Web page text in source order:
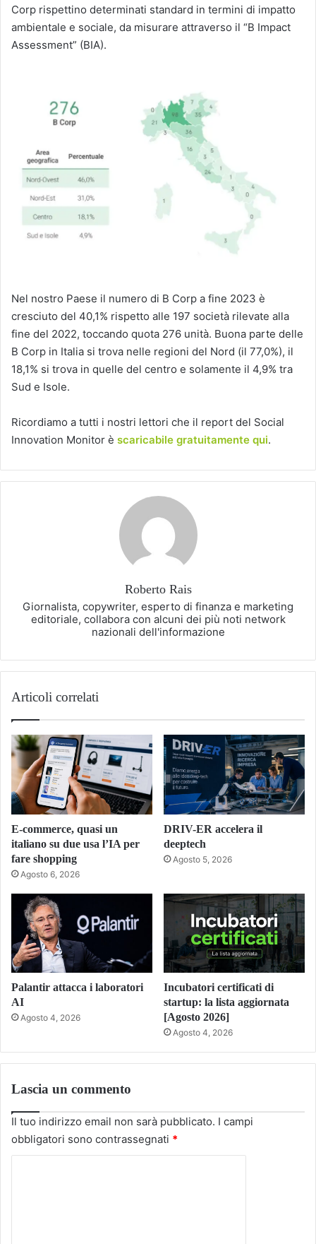
Corp rispettino determinati standard in termini di impatto
ambientale e sociale, da misurare attraverso il “B Impact
Assessment” (BIA).
Nel nostro Paese il numero di B Corp a fine 2023 è
cresciuto del 40,1% rispetto alle 197 società rilevate alla
fine del 2022, toccando quota 276 unità. Buona parte delle
B Corp in Italia si trova nelle regioni del Nord (il 77,0%), il
18,1% si trova in quelle del centro e solamente il 4,9% tra
Sud e Isole.
Ricordiamo a tutti i nostri lettori che il report del Social
Innovation Monitor è scaricabile gratuitamente qui.
Roberto Rais
Giornalista, copywriter, esperto di finanza e marketing
editoriale, collabora con alcuni dei più noti network
nazionali dell'informazione
Articoli correlati
E-commerce, quasi un
italiano su due usa l’IA per
fare shopping
Agosto 6, 2026
DRIV-ER accelera il
deeptech
Agosto 5, 2026
Palantir attacca i laboratori
AI
Agosto 4, 2026
Incubatori certificati di
startup: la lista aggiornata
[Agosto 2026]
Agosto 4, 2026
Lascia un commento
Il tuo indirizzo email non sarà pubblicato. I campi
obbligatori sono contrassegnati *